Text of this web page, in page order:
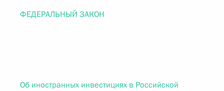
ФЕДЕРАЛЬНЫЙ ЗАКОН
Об иностранных инвестициях в Российской